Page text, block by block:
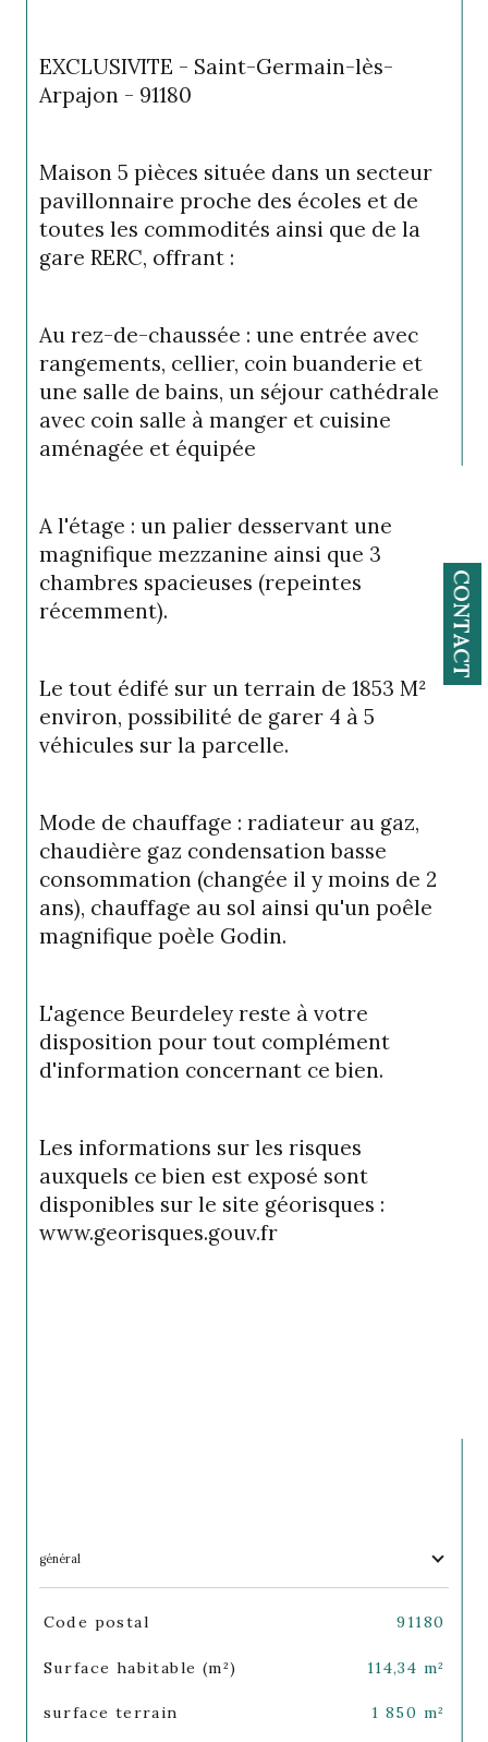
CONTACT
EXCLUSIVITE - Saint-Germain-lès-
Arpajon - 91180
Maison 5 pièces située dans un secteur
pavillonnaire proche des écoles et de
toutes les commodités ainsi que de la
gare RERC, offrant :
Au rez-de-chaussée : une entrée avec
rangements, cellier, coin buanderie et
une salle de bains, un séjour cathédrale
avec coin salle à manger et cuisine
aménagée et équipée
A l'étage : un palier desservant une
magnifique mezzanine ainsi que 3
chambres spacieuses (repeintes
récemment).
Le tout édifé sur un terrain de 1853 M²
environ, possibilité de garer 4 à 5
véhicules sur la parcelle.
Mode de chauffage : radiateur au gaz,
chaudière gaz condensation basse
consommation (changée il y moins de 2
ans), chauffage au sol ainsi qu'un poêle
magnifique poèle Godin.
L'agence Beurdeley reste à votre
disposition pour tout complément
d'information concernant ce bien.
Les informations sur les risques
auxquels ce bien est exposé sont
disponibles sur le site géorisques :
www.georisques.gouv.fr
général
TRAD_SIROCCO_Caracteristique
Code postal 91180
Surface habitable (m²) 114,34 m²
surface terrain 1 850 m²